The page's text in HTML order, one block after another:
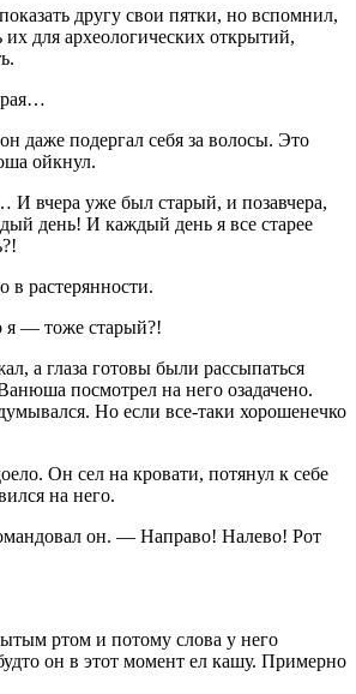
другу свои пятки, но вспомнил,
для археологических открытий,
даже подергал себя за волосы. Это
ойкнул.
вчера уже был старый, и позавчера,
день! И каждый день я все старее
в растерянности.
— тоже старый?!
а глаза готовы были рассыпаться
посмотрел на него озадачено.
Но если все-таки хорошенечко
Он сел на кровати, потянул к себе
на него.
он. — Направо! Налево! Рот
ртом и потому слова у него
он в этот момент ел кашу. Примерно